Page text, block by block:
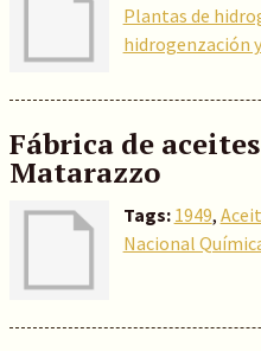
Plantas de
hidrogenzación
Fábrica de
Matarazzo
Tags: 1949,
Nacional